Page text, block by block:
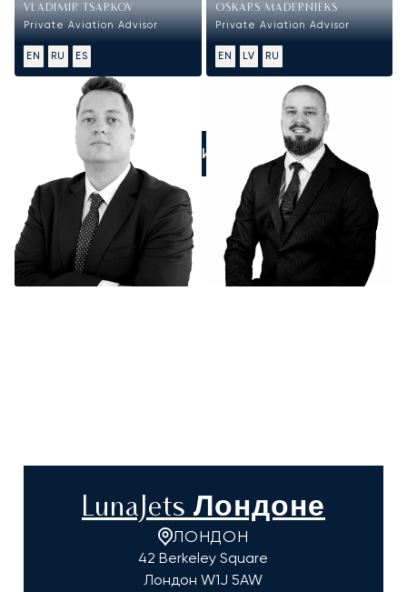
VLADIMIR TSARKOV
Private Aviation Advisor
EN RU ES
OSKARS MADERNIEKS
Private Aviation Advisor
EN LV RU
ПОЗВОНИТЕ НАМ
LunaJets Лондоне
ЛОНДОН
42 Berkeley Square
Лондон W1J 5AW